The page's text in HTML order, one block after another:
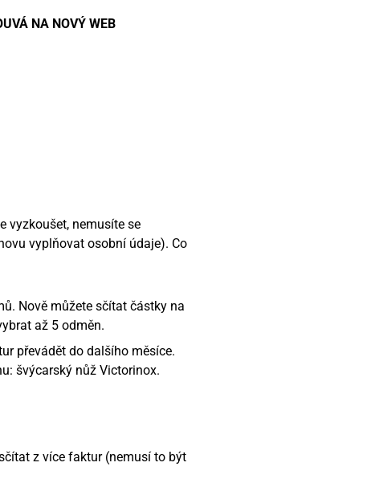
NA NOVÝ WEB
vyzkoušet, nemusíte se
vyplňovat osobní údaje). Co
Nově můžete sčítat částky na
až 5 odměn.
převádět do dalšího měsíce.
švýcarský nůž Victorinox.
z více faktur (nemusí to být